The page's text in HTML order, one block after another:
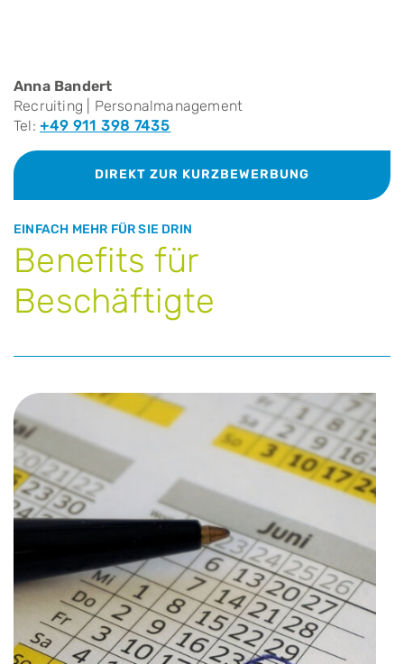
Anna Bandert
Recruiting | Personalmanagement
Tel: +49 911 398 7435
DIREKT ZUR KURZBEWERBUNG
EINFACH MEHR FÜR SIE DRIN
Benefits für
Beschäftigte